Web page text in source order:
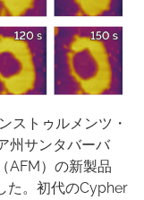
ストゥルメンツ・
州サンタバーバ
AFM）の新製品
た。初代のCypher